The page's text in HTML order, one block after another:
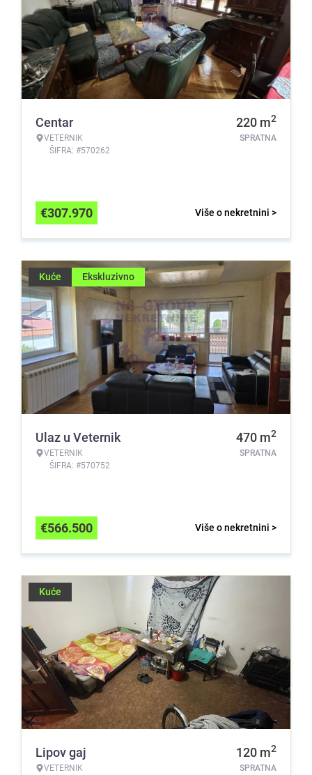
Centar
VETERNIK
ŠIFRA: #570262
220 m2
SPRATNA
Više o nekretnini >
€307.970
Kuće Ekskluzivno
Ulaz u Veternik
VETERNIK
ŠIFRA: #570752
470 m2
SPRATNA
Više o nekretnini >
€566.500
Kuće
Lipov gaj
VETERNIK
120 m2
SPRATNA